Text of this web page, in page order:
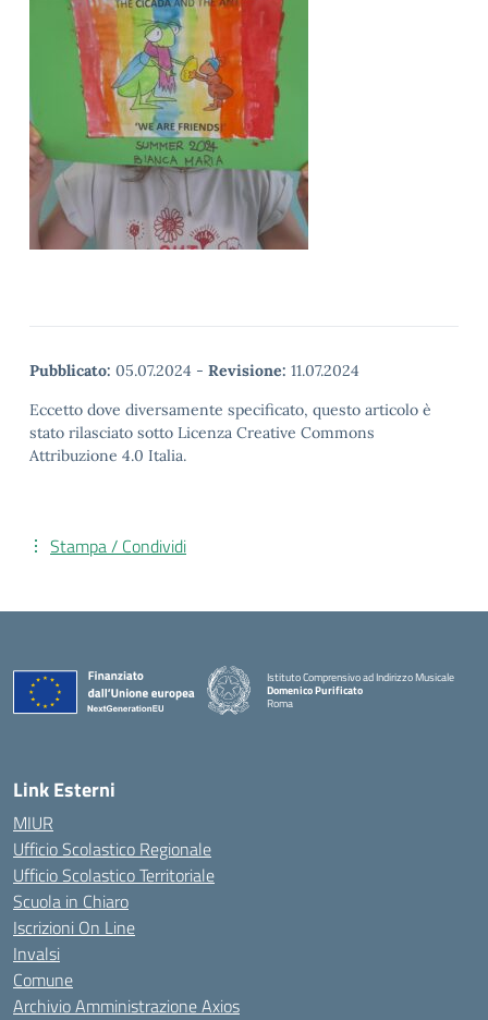
Pubblicato: 05.07.2024 - Revisione: 11.07.2024
Eccetto dove diversamente specificato, questo articolo è
stato rilasciato sotto Licenza Creative Commons
Attribuzione 4.0 Italia.
Stampa / Condividi
Istituto Comprensivo ad Indirizzo Musicale
Domenico Purificato
Roma
Link Esterni
MIUR
Ufficio Scolastico Regionale
Ufficio Scolastico Territoriale
Scuola in Chiaro
Iscrizioni On Line
Invalsi
Comune
Archivio Amministrazione Axios